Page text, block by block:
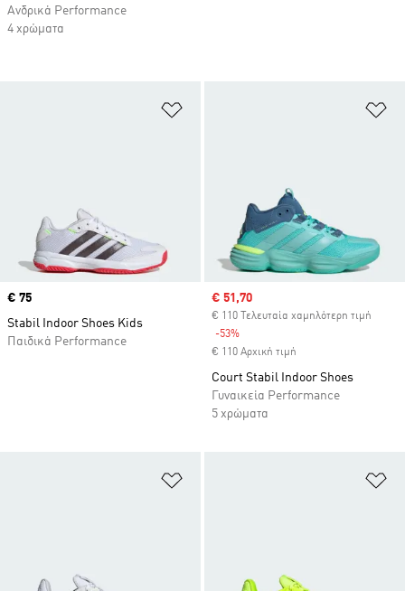
Προσθήκη στη Λίστα Επιθυμιών
Price
€ 75
Stabil Indoor Shoes Kids
Παιδικά Performance
Sale price
€ 51,70
€ 110 Τελευταία χαμηλότερη τιμή
-53%
€ 110 Αρχική τιμή
Court Stabil Indoor Shoes
Γυναικεία Performance
5 χρώματα
Προσθήκη στη Λίστα Επιθυμιών
Ανδρικά Performance
4 χρώματα